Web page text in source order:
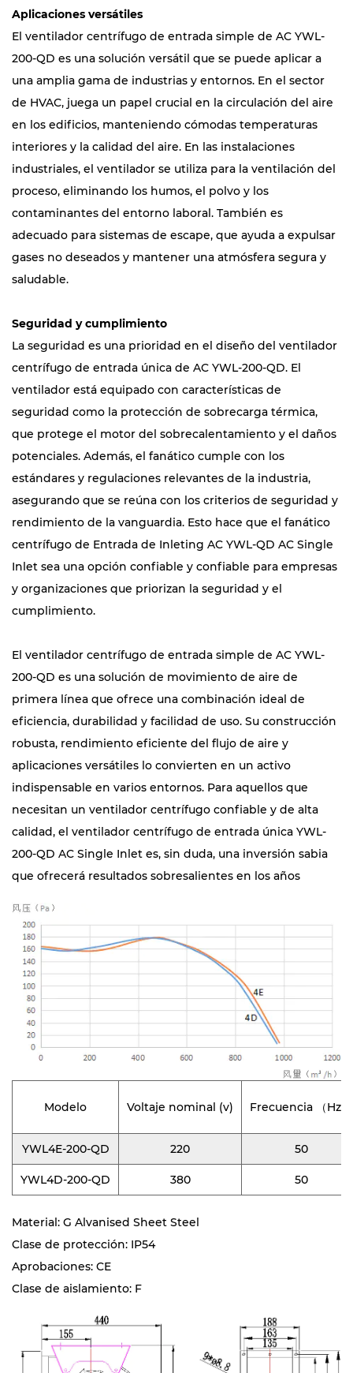
Aplicaciones versátiles
El ventilador centrífugo de entrada simple de AC YWL-
200-QD es una solución versátil que se puede aplicar a
una amplia gama de industrias y entornos. En el sector
de HVAC, juega un papel crucial en la circulación del aire
en los edificios, manteniendo cómodas temperaturas
interiores y la calidad del aire. En las instalaciones
industriales, el ventilador se utiliza para la ventilación del
proceso, eliminando los humos, el polvo y los
contaminantes del entorno laboral. También es
adecuado para sistemas de escape, que ayuda a expulsar
gases no deseados y mantener una atmósfera segura y
saludable.
Seguridad y cumplimiento
La seguridad es una prioridad en el diseño del ventilador
centrífugo de entrada única de AC YWL-200-QD. El
ventilador está equipado con características de
seguridad como la protección de sobrecarga térmica,
que protege el motor del sobrecalentamiento y el daños
potenciales. Además, el fanático cumple con los
estándares y regulaciones relevantes de la industria,
asegurando que se reúna con los criterios de seguridad y
rendimiento de la vanguardia. Esto hace que el fanático
centrífugo de Entrada de Inleting AC YWL-QD AC Single
Inlet sea una opción confiable y confiable para empresas
y organizaciones que priorizan la seguridad y el
cumplimiento.
El ventilador centrífugo de entrada simple de AC YWL-
200-QD es una solución de movimiento de aire de
primera línea que ofrece una combinación ideal de
eficiencia, durabilidad y facilidad de uso. Su construcción
robusta, rendimiento eficiente del flujo de aire y
aplicaciones versátiles lo convierten en un activo
indispensable en varios entornos. Para aquellos que
necesitan un ventilador centrífugo confiable y de alta
calidad, el ventilador centrífugo de entrada única YWL-
200-QD AC Single Inlet es, sin duda, una inversión sabia
que ofrecerá resultados sobresalientes en los años
Modelo Voltaje nominal (v) Frecuencia （Hz）
YWL4E-200-QD 220 50
YWL4D-200-QD 380 50
Material: G Alvanised Sheet Steel
Clase de protección: IP54
Aprobaciones: CE
Clase de aislamiento: F